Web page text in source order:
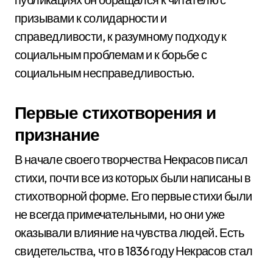
призывами к солидарности и
справедливости, к разумному подходу к
социальным проблемам и к борьбе с
социальным несправедливостью.
Первые стихотворения и
признание
В начале своего творчества Некрасов писал
стихи, почти все из которых были написаны в
стихотворной форме. Его первые стихи были
не всегда примечательными, но они уже
оказывали влияние на чувства людей. Есть
свидетельства, что в 1836 году Некрасов стал